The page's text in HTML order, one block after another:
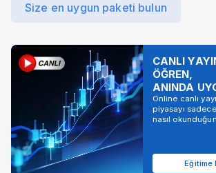
Size en uygun paketi bulun
CANLI
ÖĞREN,
ANINDA
Online canlı
piyasayı
nasıl
Eğitime